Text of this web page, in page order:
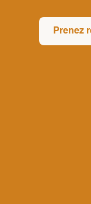
Prenez